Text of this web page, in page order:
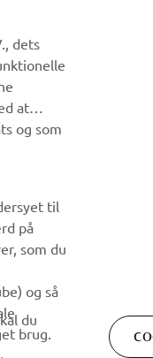
til at få besked om
nye udgivelser og
dets
at
og som
til
på
som du
og så
brug.
du